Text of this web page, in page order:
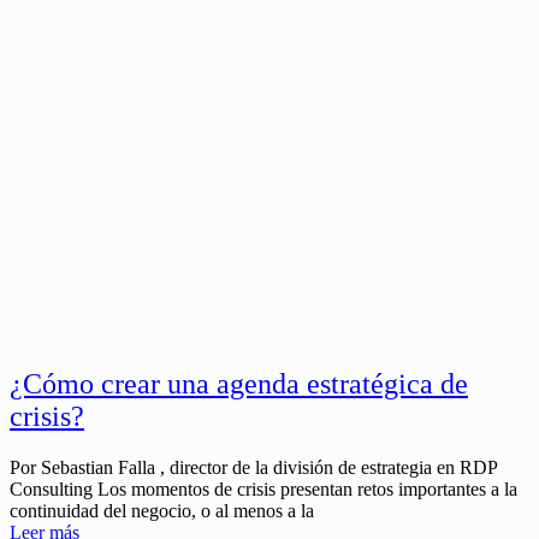
¿Cómo crear una agenda estratégica de
crisis?
Por Sebastian Falla , director de la división de estrategia en RDP
Consulting Los momentos de crisis presentan retos importantes a la
continuidad del negocio, o al menos a la
Leer más